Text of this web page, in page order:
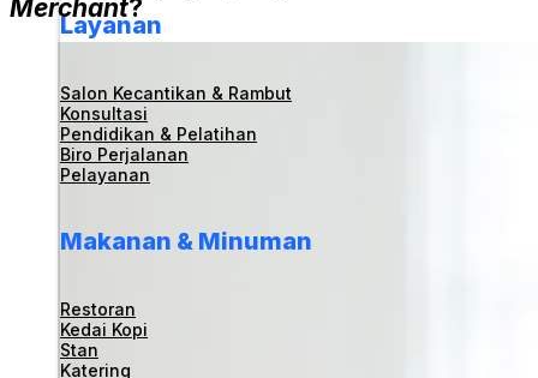
Layanan
Salon Kecantikan & Rambut
Konsultasi
Pendidikan & Pelatihan
Biro Perjalanan
Pelayanan
Makanan & Minuman
Restoran
Kedai Kopi
Stan
Katering
Merchant?